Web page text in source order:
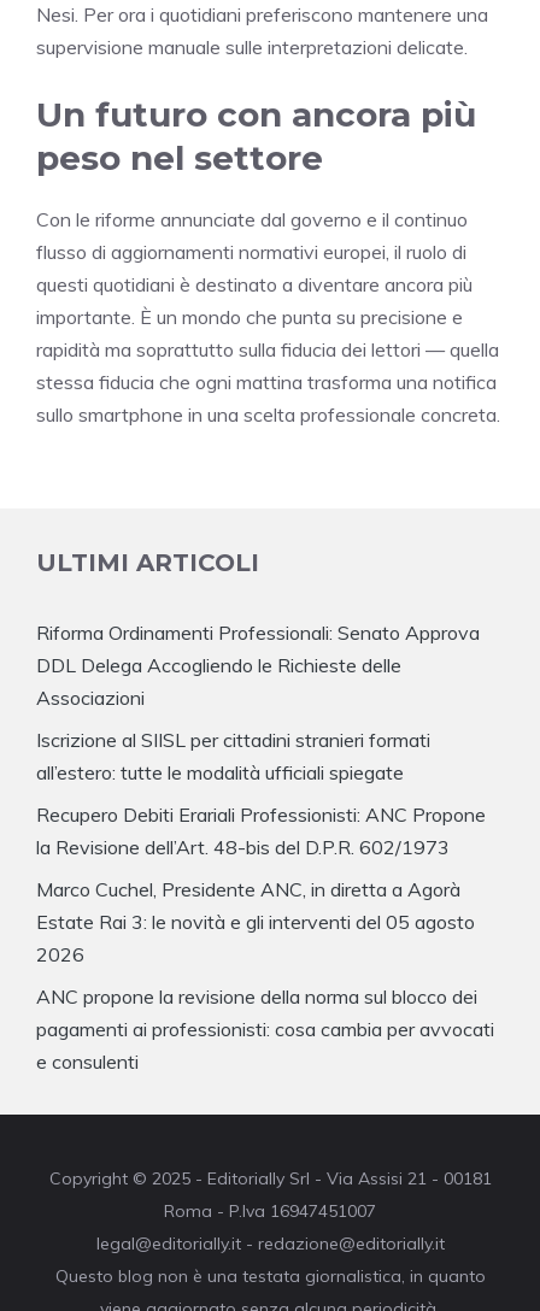
Nesi. Per ora i quotidiani preferiscono mantenere una
supervisione manuale sulle interpretazioni delicate.
Un futuro con ancora più
peso nel settore
Con le riforme annunciate dal governo e il continuo
flusso di aggiornamenti normativi europei, il ruolo di
questi quotidiani è destinato a diventare ancora più
importante. È un mondo che punta su precisione e
rapidità ma soprattutto sulla fiducia dei lettori — quella
stessa fiducia che ogni mattina trasforma una notifica
sullo smartphone in una scelta professionale concreta.
ULTIMI ARTICOLI
Riforma Ordinamenti Professionali: Senato Approva
DDL Delega Accogliendo le Richieste delle
Associazioni
Iscrizione al SIISL per cittadini stranieri formati
all’estero: tutte le modalità ufficiali spiegate
Recupero Debiti Erariali Professionisti: ANC Propone
la Revisione dell’Art. 48-bis del D.P.R. 602/1973
Marco Cuchel, Presidente ANC, in diretta a Agorà
Estate Rai 3: le novità e gli interventi del 05 agosto
2026
ANC propone la revisione della norma sul blocco dei
pagamenti ai professionisti: cosa cambia per avvocati
e consulenti
Copyright © 2025 - Editorially Srl - Via Assisi 21 - 00181
Roma - P.Iva 16947451007
legal@editorially.it - redazione@editorially.it
Questo blog non è una testata giornalistica, in quanto